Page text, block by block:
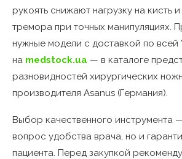
рукоять снижают нагрузку на кисть
тремора при точных манипуляциях.
нужные модели с доставкой по
на medstock.ua — в каталоге
разновидностей хирургических
производителя Asanus (Германия).
Выбор качественного инструмента
вопрос удобства врача, но и
пациента. Перед закупкой